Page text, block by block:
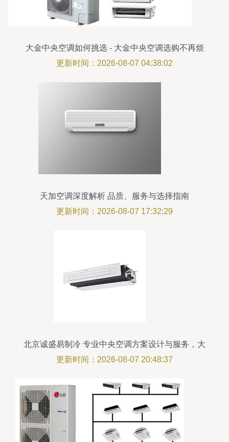
大金中央空调如何挑选 - 大金中央空调选购不再烦
恼
更新时间：2026-08-07 04:38:02
天加空调深度解析 品质、服务与选择指南
更新时间：2026-08-07 17:32:29
北京诚盛易制冷 专业中央空调方案设计与服务，大
金、三菱、日立等知名品牌一应俱全
更新时间：2026-08-07 20:48:37